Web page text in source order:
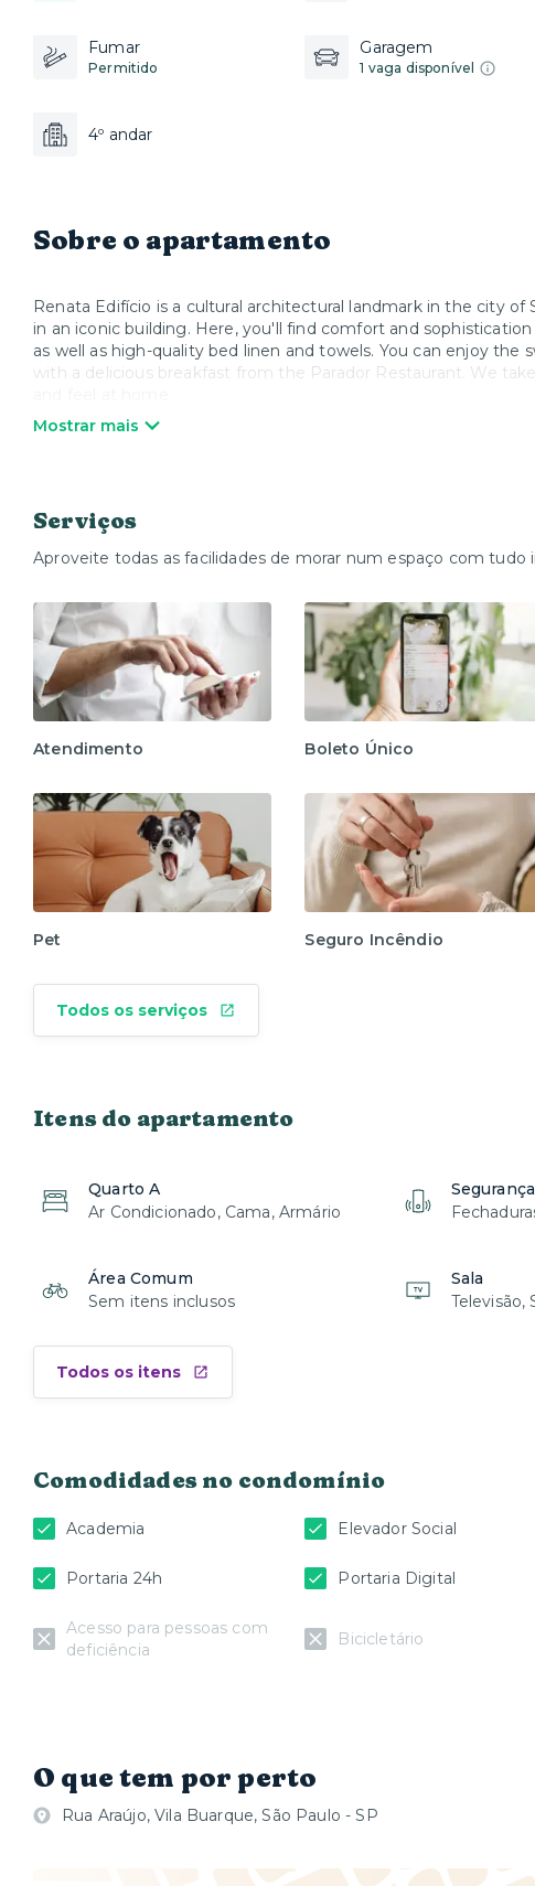
Fumar
Permitido
Garagem
1 vaga disponível
4º andar
Sobre o apartamento
Renata Edifício is a cultural architectural landmark in the city
in an iconic building. Here, you'll find comfort and
as well as high-quality bed linen and towels. You can enjoy
with a delicious breakfast from the Parador Restaurant. We
*Specific rates for events and content creation. Please contact
Mostrar mais
Serviços
Aproveite todas as facilidades de morar num espaço com tudo
Atendimento Boleto Único
Pet Seguro Incêndio
Todos os serviços
Itens do apartamento
Quarto A
Ar Condicionado, Cama, Armário
Segurança
Área Comum
Sem itens inclusos
Sala
Televisão,
Todos os itens
Comodidades no condomínio
Academia Elevador Social
Portaria 24h Portaria Digital
Acesso para pessoas com
deficiência
Bicicletário
O que tem por perto
Rua Araújo, Vila Buarque, São Paulo - SP